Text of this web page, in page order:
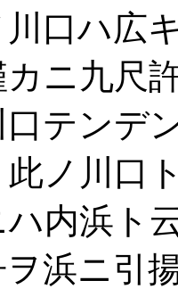
川口ハ広
カニ九尺
テンデ
ノ川口
ハ内浜ト
ヲ浜ニ引